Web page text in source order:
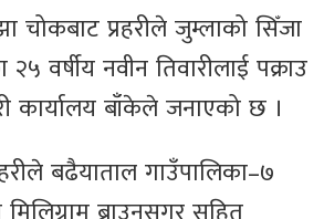
चोकबाट प्रहरीले जुम्लाको सिँजा
वर्षीय नवीन तिवारीलाई पक्राउ
कार्यालय बाँकेले जनाएको छ ।
बढैयाताल गाउँपालिका–७